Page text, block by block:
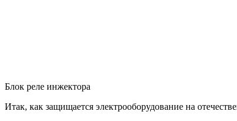
Блок реле инжектора
Итак, как защищается электрооборудование на